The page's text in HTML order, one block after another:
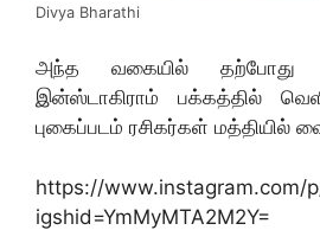
Divya Bharathi
அந்த வகையில் தற்போது
இன்ஸ்டாகிராம் பக்கத்தில்
புகைப்படம் ரசிகர்கள் மத்தியில்
https://www.instagram.com/
igshid=YmMyMTA2M2Y=